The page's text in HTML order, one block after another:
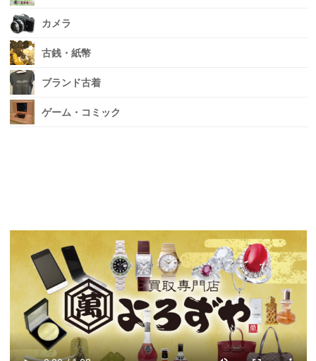
カメラ
古銭・紙幣
ブランド古着
ゲーム・コミック